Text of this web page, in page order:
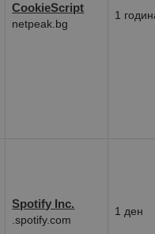
CookieScript
netpeak.bg
1
Spotify Inc.
.spotify.com
1 ден